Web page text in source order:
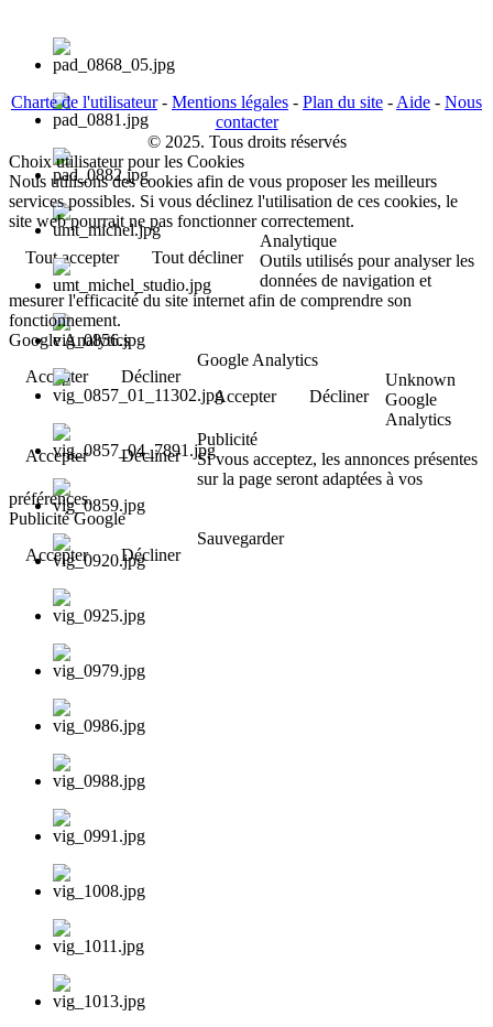
Charte de l'utilisateur- Mentions légales - Plan du site - Aide - Nous
contacter
© 2025. Tous droits réservés
Choix utilisateur pour les Cookies
Nous utilisons des cookies afin de vous proposer les meilleurs
services possibles. Si vous déclinez l'utilisation de ces cookies, le
site web pourrait ne pas fonctionner correctement.
Tout accepter
Tout décliner
Analytique
Outils utilisés pour analyser les
données de navigation et
mesurer l'efficacité du site internet afin de comprendre son
fonctionnement.
Google Analytics
Accepter
Décliner
Google Analytics
Accepter
Décliner
Unknown
Google
Analytics
Accepter
Décliner
Publicité
Si vous acceptez, les annonces présentes
sur la page seront adaptées à vos
préférences.
Publicité Google
Accepter
Décliner
Sauvegarder